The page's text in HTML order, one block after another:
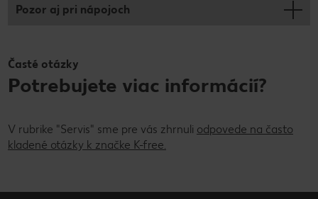
Pozor aj pri nápojoch
Časté otázky
Potrebujete viac informácií?
V rubrike "Servis" sme pre vás zhrnuli odpovede na často
kladené otázky k značke K-free.